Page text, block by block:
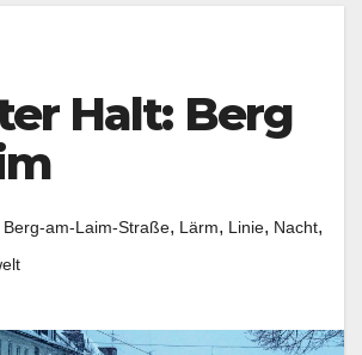
Halt: Berg
Berg-am-Laim-Straße, Lärm, Linie, Nacht,